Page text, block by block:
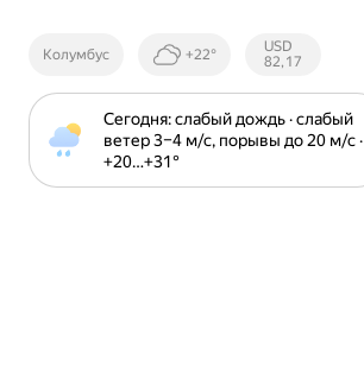
Колумбус +22°
Курсы ЦБ
РФ
USD
82,17
Сегодня: слабый дождь · слабый
ветер 3⁠–⁠4 м⁠/⁠с, порывы до 20 м⁠/⁠с ·
+20⁠…⁠+31⁠°